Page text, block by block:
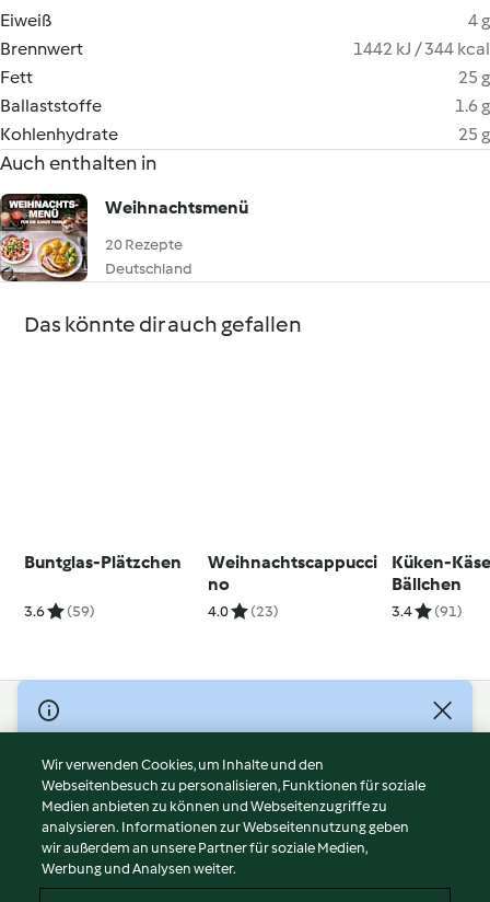
Eiweiß
4 g
Brennwert
1442 kJ / 344 kcal
Fett
25 g
Ballaststoffe
1.6 g
Kohlenhydrate
25 g
Auch enthalten in
Weihnachtsmenü
20 Rezepte
Deutschland
Das könnte dir auch gefallen
Buntglas-Plätzchen
3.6 (59)
Weihnachtscappucci
no
4.0 (23)
Küken-
Bällchen
3.4 (91)
© Copyright 2026
Nutzungsbedingungen
Datenschutzrichtlinien
Disclaimer
Impressum
Cookies
Wir verwenden Cookies, um Inhalte und den
Webseitenbesuch zu personalisieren, Funktionen für soziale
Medien anbieten zu können und Webseitenzugriffe zu
analysieren. Informationen zur Webseitennutzung geben
wir außerdem an unsere Partner für soziale Medien,
Werbung und Analysen weiter.